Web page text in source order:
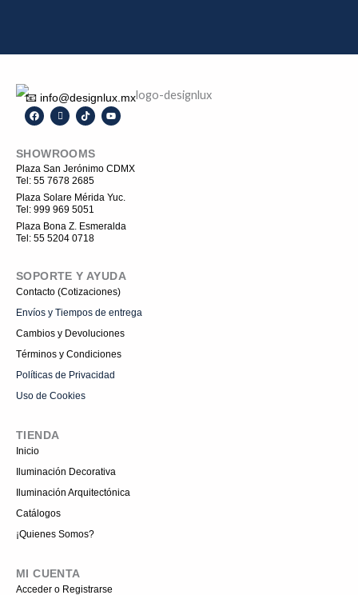
📧 info@designlux.mx
F
a
b
o
o
k
I
c
-
i
n
s
t
a
g
r
a
m
T
i
o
k
Y
o
b
e
SHOWROOMS
Plaza San Jerónimo CDMX
Tel: 55 7678 2685
Plaza Solare Mérida Yuc.
Tel: 999 969 5051
Plaza Bona Z. Esmeralda
Tel: 55 5204 0718
SOPORTE Y AYUDA
Contacto (Cotizaciones)
Envíos y Tiempos de entrega
Cambios y Devoluciones
Términos y Condiciones
Políticas de Privacidad
Uso de Cookies
TIENDA
Inicio
Iluminación Decorativa
Iluminación Arquitectónica
Catálogos
¡Quienes Somos?
MI CUENTA
Acceder o Registrarse